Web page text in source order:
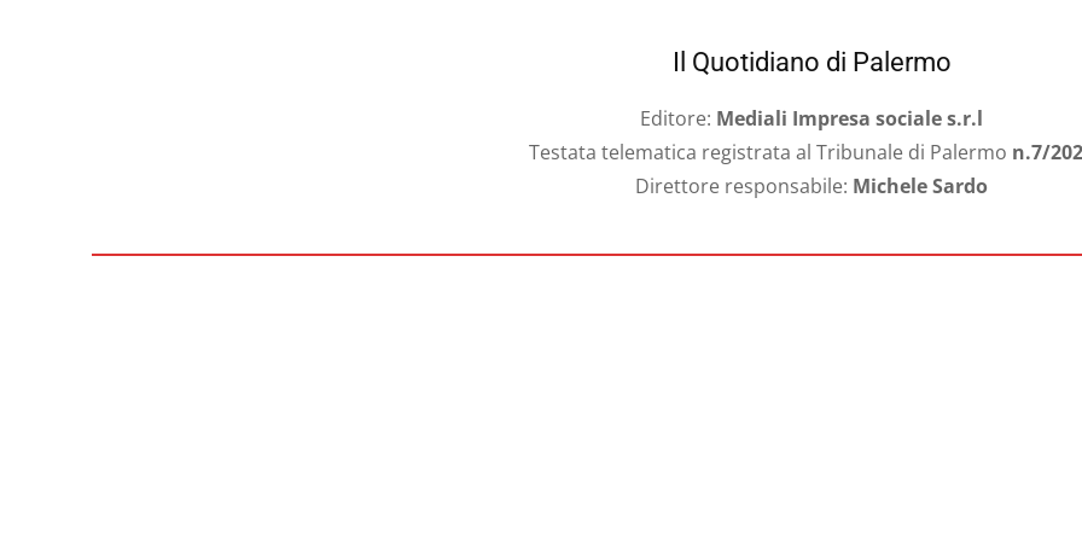
Il Quotidiano di Palermo
Editore: Mediali Impresa sociale s.r.l
Testata telematica registrata al Tribunale di Palermo n.7/
Direttore responsabile: Michele Sardo